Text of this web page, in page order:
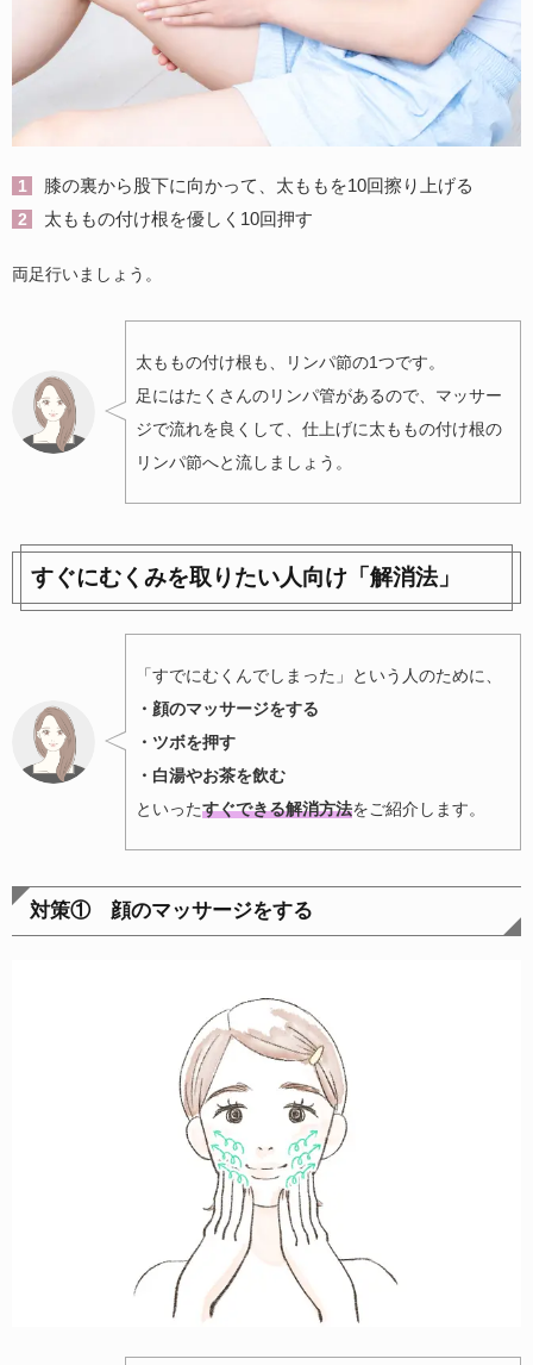
膝の裏から股下に向かって、太ももを10回擦り上げる
太ももの付け根を優しく10回押す
両足行いましょう。
太ももの付け根も、リンパ節の1つです。
足にはたくさんのリンパ管があるので、マッサー
ジで流れを良くして、仕上げに太ももの付け根の
リンパ節へと流しましょう。
すぐにむくみを取りたい人向け「解消法」
「すでにむくんでしまった」という人のために、
・顔のマッサージをする
・ツボを押す
・白湯やお茶を飲む
といったすぐできる解消方法をご紹介します。
対策① 顔のマッサージをする